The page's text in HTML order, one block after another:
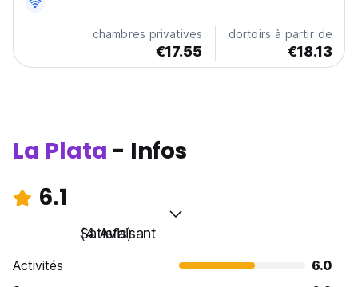
located near major avenues, public transport and the
train station, this hostel makes it easy to explore...
chambres privatives
€17.55
dortoirs à partir de
€18.13
La Plata - Infos
6.1
Satisfaisant
(4 Avis)
Activités
6.0